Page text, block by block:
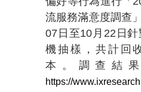
流服務滿意度調查
07日至10月22日
機抽樣，共計回
本。調查結
https://